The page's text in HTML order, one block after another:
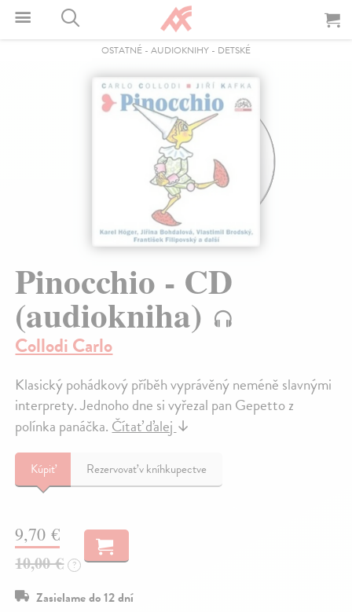
OSTATNÉ - AUDIOKNIHY - DETSKÉ
Pinocchio - CD
(audiokniha)
Collodi Carlo
Klasický pohádkový příběh vyprávěný neméně slavnými
interprety. Jednoho dne si vyřezal pan Gepetto z
polínka panáčka.Čítať ďalej↓
Kúpiť Rezervovať v kníhkupectve
9,70 €
10,00 € ?
Zasielame do 12 dní